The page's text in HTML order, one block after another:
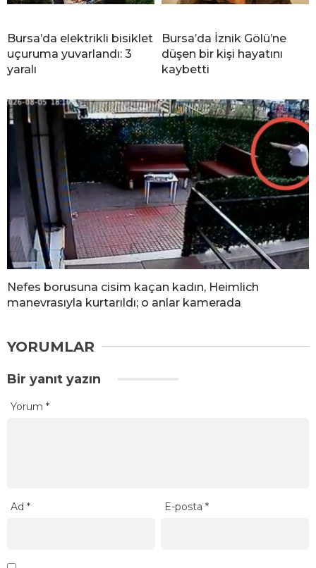
Bursa’da elektrikli bisiklet
uçuruma yuvarlandı: 3
yaralı
Bursa’da İznik Gölü’ne
düşen bir kişi hayatını
kaybetti
Nefes borusuna cisim kaçan kadın, Heimlich
manevrasıyla kurtarıldı; o anlar kamerada
YORUMLAR
Bir yanıt yazın
Yorum *
Ad * E-posta*